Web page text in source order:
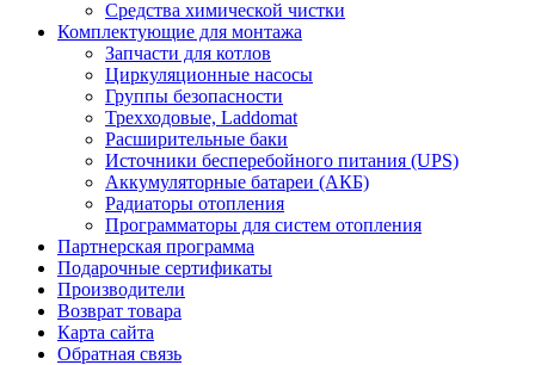
Средства химической чистки
Комплектующие для монтажа
Запчасти для котлов
Циркуляционные насосы
Группы безопасности
Трехходовые, Laddomat
Расширительные баки
Источники бесперебойного питания (UPS)
Аккумуляторные батареи (АКБ)
Радиаторы отопления
Программаторы для систем отопления
Партнерская программа
Подарочные сертификаты
Производители
Возврат товара
Карта сайта
Обратная связь